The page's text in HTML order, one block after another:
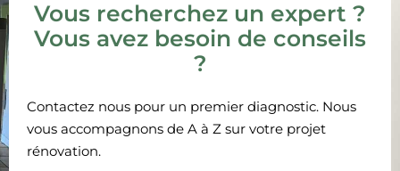
Vous recherchez un expert ?
Vous avez besoin de conseils
?
Contactez nous pour un premier diagnostic. Nous
vous accompagnons de A à Z sur votre projet
rénovation.